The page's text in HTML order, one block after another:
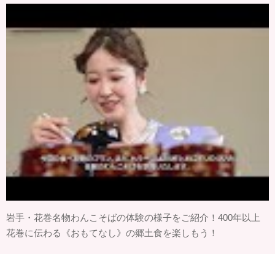
岩手・花巻名物わんこそばの体験の様子をご紹介！400年以上
花巻に伝わる《おもてなし》の郷土食を楽しもう！